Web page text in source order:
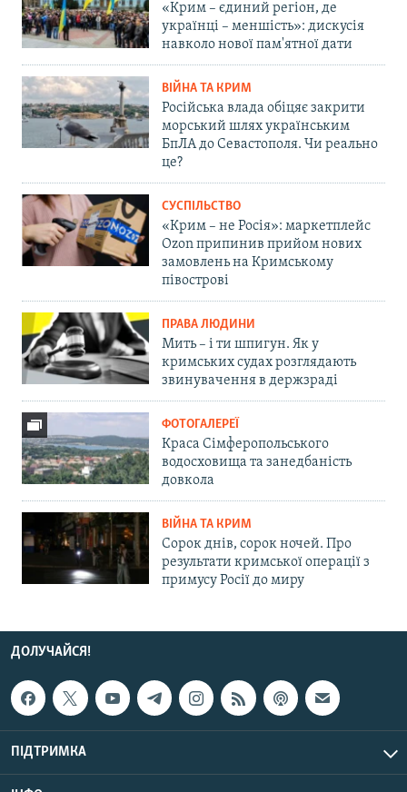
«Крим – єдиний регіон, де
українці – меншість»: дискусія
навколо нової пам'ятної дати
ВІЙНА ТА КРИМ
Російська влада обіцяє закрити
морський шлях українським
БпЛА до Севастополя. Чи реально
це?
СУСПІЛЬСТВО
«Крим – не Росія»: маркетплейс
Ozon припинив прийом нових
замовлень на Кримському
півострові
ПРАВА ЛЮДИНИ
Мить – і ти шпигун. Як у
кримських судах розглядають
звинувачення в держзраді
ФОТОГАЛЕРЕЇ
Краса Сімферопольського
водосховища та занедбаність
довкола
ВІЙНА ТА КРИМ
Сорок днів, сорок ночей. Про
результати кримської операції з
примусу Росії до миру
ДОЛУЧАЙСЯ!
ПІДТРИМКА